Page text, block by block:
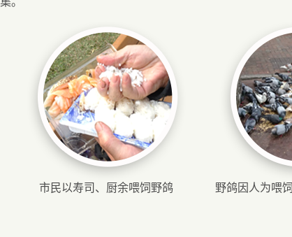
市民以寿司、厨余喂饲野鸽 野鸽因人为喂